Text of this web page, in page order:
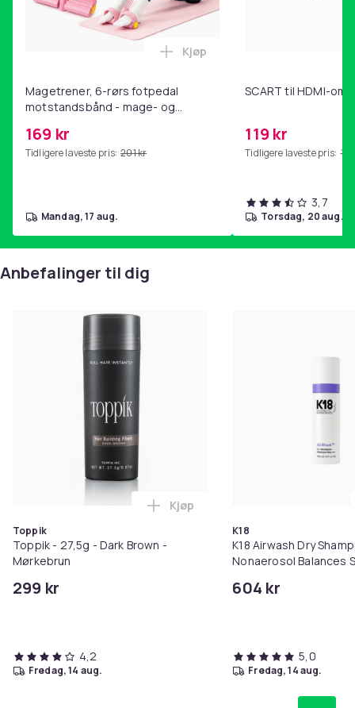
Magetrener, 6-rørs fotpedal
motstandsbånd - mage- og
hjemmegymnastikk Pink
169 kr
Tidligere laveste pris: 201 kr
Legg Magetrener, 6-rørs
Kjøp
mandag, 17 aug.
SCART til HDMI-
119 kr
Tidligere laveste pris:
3,7
torsdag, 20 aug.
Anbefalinger til dig
Toppik
Toppik - 27,5g - Dark Brown -
Mørkebrun
299 kr
Legg Toppik - 27,5g - Dark
Kjøp
4,2
fredag, 14 aug.
K18
K18 Airwash Dry
Nonaerosol Balances
604 kr
5,0
fredag, 14 aug.